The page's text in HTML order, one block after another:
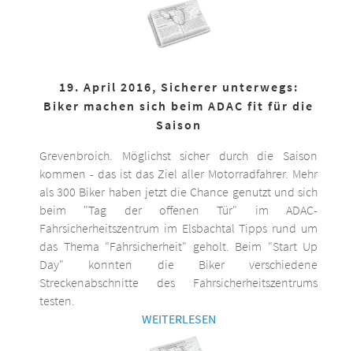
19. April 2016, Sicherer unterwegs:
Biker machen sich beim ADAC fit für die
Saison
Grevenbroich. Möglichst sicher durch die Saison
kommen - das ist das Ziel aller Motorradfahrer. Mehr
als 300 Biker haben jetzt die Chance genutzt und sich
beim "Tag der offenen Tür" im ADAC-
Fahrsicherheitszentrum im Elsbachtal Tipps rund um
das Thema "Fahrsicherheit" geholt. Beim "Start Up
Day" konnten die Biker verschiedene
Streckenabschnitte des Fahrsicherheitszentrums
testen.
WEITERLESEN